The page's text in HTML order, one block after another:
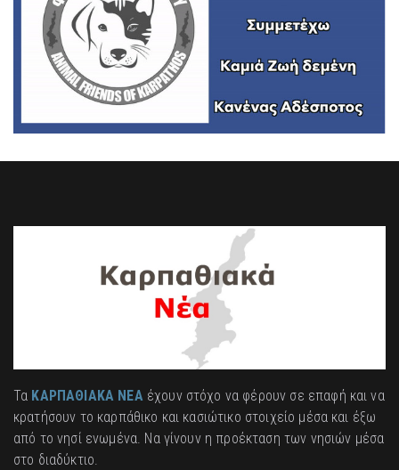
Τα ΚΑΡΠΑΘΙΑΚΑ ΝΕΑέχουν στόχο να φέρουν σε επαφή και να
κρατήσουν το καρπάθικο και κασιώτικο στοιχείο μέσα και έξω
από το νησί ενωμένα. Να γίνουν η προέκταση των νησιών μέσα
στο διαδύκτιο.